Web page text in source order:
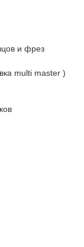
и фрез
multi master )